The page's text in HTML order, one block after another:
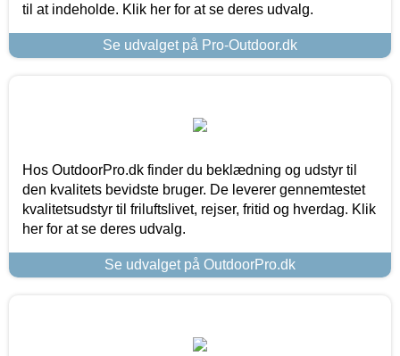
til at indeholde. Klik her for at se deres udvalg.
Se udvalget på Pro-Outdoor.dk
Hos OutdoorPro.dk finder du beklædning og udstyr til
den kvalitets bevidste bruger. De leverer gennemtestet
kvalitetsudstyr til friluftslivet, rejser, fritid og hverdag. Klik
her for at se deres udvalg.
Se udvalget på OutdoorPro.dk